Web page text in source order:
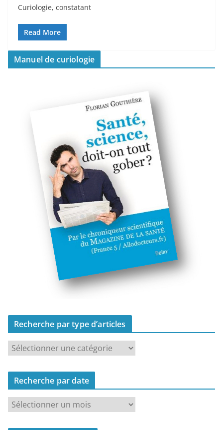
Curiologie, constatant
Read More
Manuel de curiologie
Recherche par type d’articles
c
e
Recherche par date
c